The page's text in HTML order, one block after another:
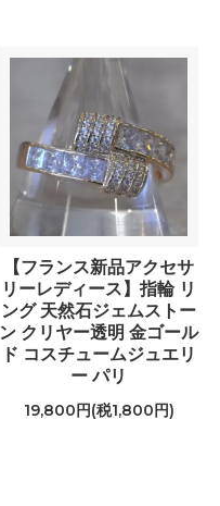
【フランス新品アクセサ
リーレディース】指輪 リ
ング 天然石ジェムストー
ン クリヤー透明 金ゴール
ド コスチュームジュエリ
ー パリ
19,800円(税1,800円)